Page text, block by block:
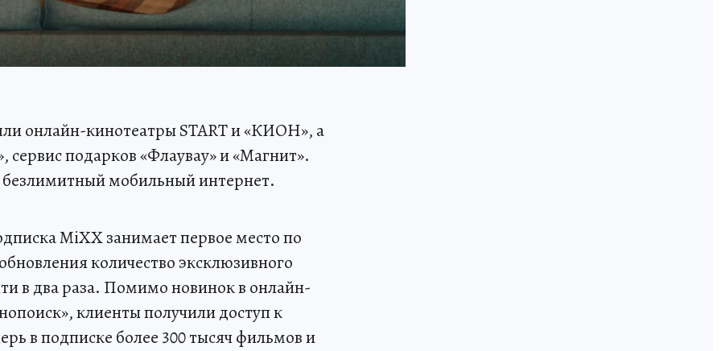
онлайн-кинотеатры START и «КИОН», а
подарков «Флаувау» и «Магнит».
мобильный интернет.
MiXX занимает первое место по
количество эксклюзивного
в два раза. Помимо новинок в онлайн-
клиенты получили доступ к
в подписке более 300 тысяч фильмов и